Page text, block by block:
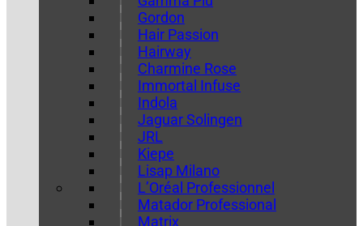
Gordon
Hair Passion
Hairway
Charmine Rose
Immortal Infuse
Indola
Jaguar Solingen
JRL
Kiepe
Lisap Milano
L’Oréal Professionnel
Matador Professional
Matrix